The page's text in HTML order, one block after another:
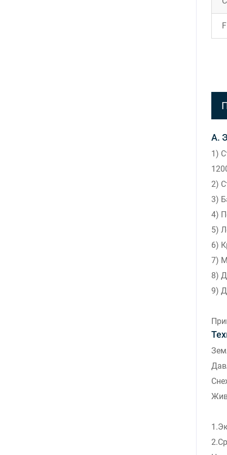
А.
1)
2)
3)
4)
5)
6)
7)
8)
9)